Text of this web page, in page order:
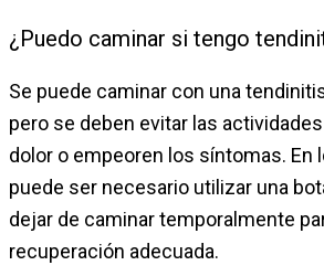
¿Puedo caminar si tengo
Se puede caminar con una
pero se deben evitar las
dolor o empeoren los síntomas. En
puede ser necesario utilizar una
dejar de caminar temporalmente
recuperación adecuada.